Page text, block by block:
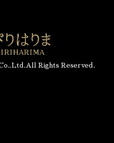
Rights Reserved.